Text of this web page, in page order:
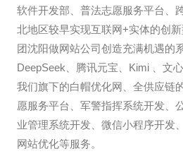
软件开发部、普法志愿服务平台、
北地区较早实现互联网+实体的创
团沈阳做网站公司创造充满机遇的
DeepSeek、腾讯元宝、Kimi 、文
我们旗下的白帽优化网、全供应链
愿服务平台、军警指挥系统开发、
业管理系统开发、微信小程序开发
网站优化等服务。